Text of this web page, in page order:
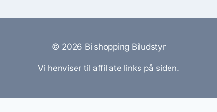
© 2026 Bilshopping Biludstyr
Vi henviser til affiliate links på siden.